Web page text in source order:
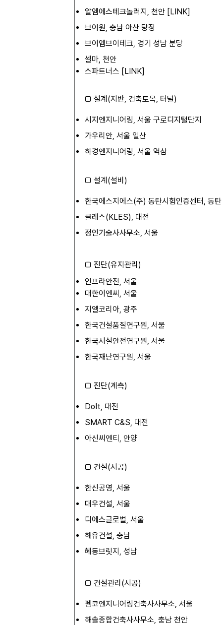
알엠에스테크놀러지, 천안 [LINK]
브이원, 충남 아산 탕정
브이엠브이테크, 경기 성남 분당
셀마, 천안
스파트너스 [LINK]
□ 설계(지반, 건축토목, 터널)
시지엔지니어링, 서울 구로디지털단지
가우리안, 서울 일산
하경엔지니어링, 서울 역삼
□ 설계(설비)
한국에스지에스(주) 동탄시험인증센터, 동탄
클레스(KLES), 대전
정인기술사사무소, 서울
□ 진단(유지관리)
인프라안전, 서울
대한이엔씨, 서울
지엘코리아, 광주
한국건설품질연구원, 서울
한국시설안전연구원, 서울
한국재난연구원, 서울
□ 진단(계측)
DoIt, 대전
SMART C&S, 대전
아신씨엔티, 안양
□ 건설(시공)
한신공영, 서울
대우건설, 서울
디에스글로벌, 서울
해유건설, 충남
혜동브릿지, 성남
□ 건설관리(시공)
펨코엔지니어링건축사사무소, 서울
해솔종합건축사사무소, 충남 천안